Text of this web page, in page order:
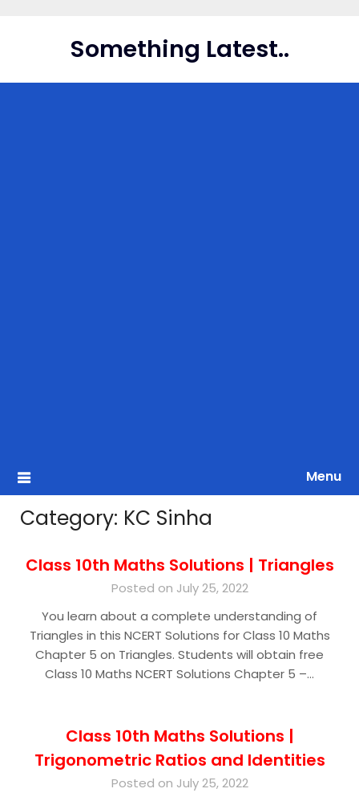
Something Latest..
Menu
Category: KC Sinha
Class 10th Maths Solutions | Triangles
Posted on July 25, 2022
You learn about a complete understanding of
Triangles in this NCERT Solutions for Class 10 Maths
Chapter 5 on Triangles. Students will obtain free
Class 10 Maths NCERT Solutions Chapter 5 –…
Class 10th Maths Solutions |
Trigonometric Ratios and Identities
Posted on July 25, 2022